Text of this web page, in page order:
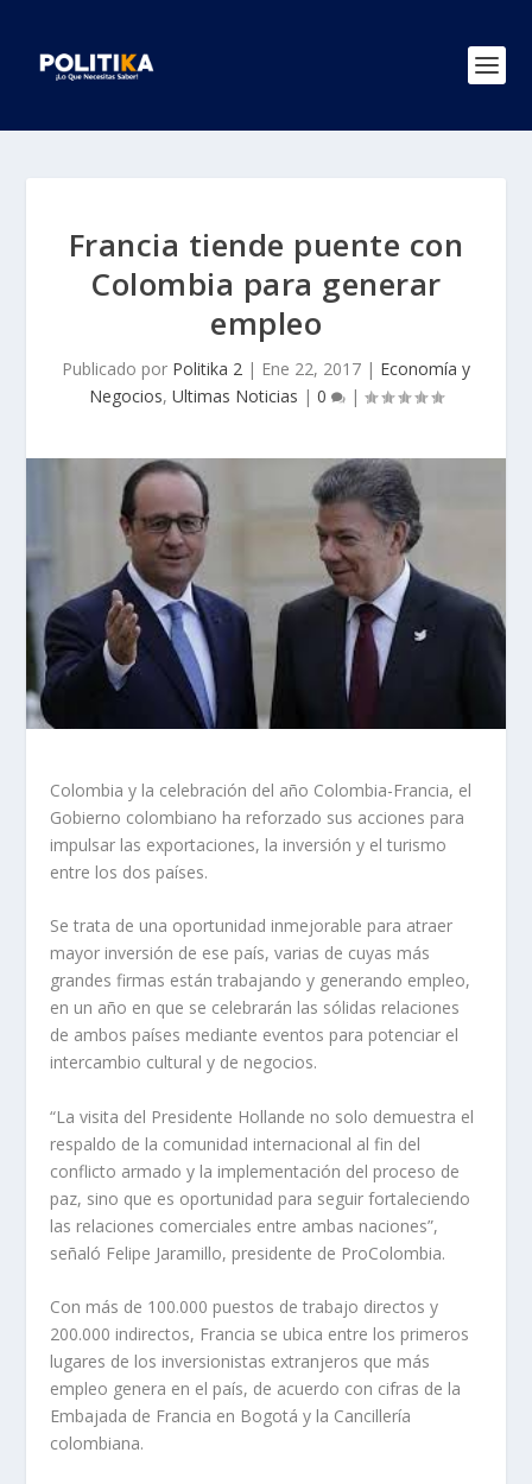
Francia tiende puente con
Colombia para generar
empleo
Publicado por Politika 2 | Ene 22, 2017 | Economía y
Negocios, Ultimas Noticias | 0 |
Colombia y la celebración del año Colombia-Francia, el
Gobierno colombiano ha reforzado sus acciones para
impulsar las exportaciones, la inversión y el turismo
entre los dos países.
Se trata de una oportunidad inmejorable para atraer
mayor inversión de ese país, varias de cuyas más
grandes firmas están trabajando y generando empleo,
en un año en que se celebrarán las sólidas relaciones
de ambos países mediante eventos para potenciar el
intercambio cultural y de negocios.
“La visita del Presidente Hollande no solo demuestra el
respaldo de la comunidad internacional al fin del
conflicto armado y la implementación del proceso de
paz, sino que es oportunidad para seguir fortaleciendo
las relaciones comerciales entre ambas naciones”,
señaló Felipe Jaramillo, presidente de ProColombia.
Con más de 100.000 puestos de trabajo directos y
200.000 indirectos, Francia se ubica entre los primeros
lugares de los inversionistas extranjeros que más
empleo genera en el país, de acuerdo con cifras de la
Embajada de Francia en Bogotá y la Cancillería
colombiana.